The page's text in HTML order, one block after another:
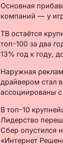
Основная
компаний — у
ТВ остаётся
топ-100 за два
13% год к году,
Наружная
драйвером стал
ассоциированы
В топ-10
Лидерство
Сбер опустился
«Интернет